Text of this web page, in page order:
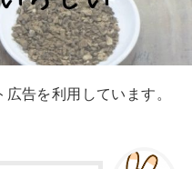
告を利用しています。